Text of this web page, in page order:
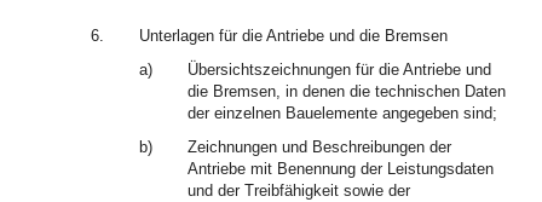
6.
Unterlagen für die Antriebe und die Bremsen
a)
Übersichtszeichnungen für die Antriebe und
die Bremsen, in denen die technischen Daten
der einzelnen Bauelemente angegeben sind;
b)
Zeichnungen und Beschreibungen der
Antriebe mit Benennung der Leistungsdaten
und der Treibfähigkeit sowie der